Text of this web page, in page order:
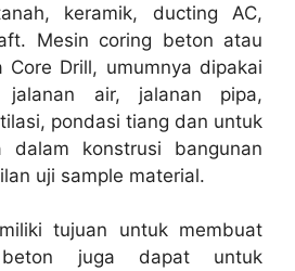
keramik, ducting AC,
Mesin coring beton atau
Drill, umumnya dipakai
jalanan air, jalanan pipa,
pondasi tiang dan untuk
dalam konstrusi bangunan
uji sample material.
tujuan untuk membuat
juga dapat untuk